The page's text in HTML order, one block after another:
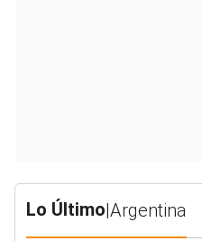
Lo Último|Argentina